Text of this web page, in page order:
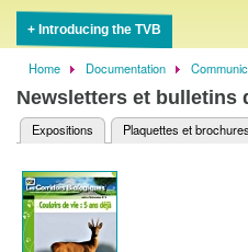
Introducing the TVB
Breadcrumb
Home Documentation
Newsletters et bulletins
Primary
Expositions Plaquettes et brochures